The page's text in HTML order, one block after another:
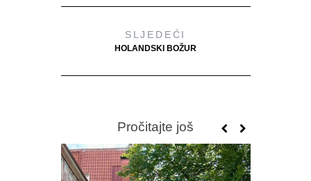
SLJEDEĆI
HOLANDSKI BOŽUR
Pročitajte još